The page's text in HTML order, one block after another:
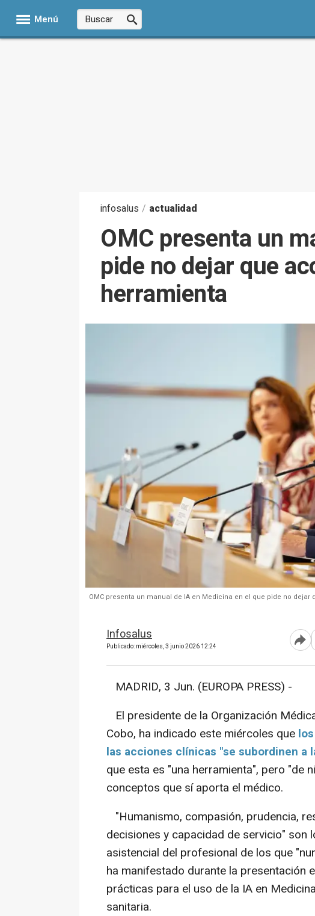
Menú
infosalus / actualidad
OMC presenta un
pide no dejar que
herramienta
OMC presenta un manual de IA en Medicina en el que pide no
Infosalus
Publicado: miércoles, 3 junio 2026 12:24
MADRID, 3 Jun. (EUROPA PRESS) -
El presidente de la Organización
Cobo, ha indicado este miércoles que
las acciones clínicas "se subordinen a
que esta es "una herramienta", pero "de
conceptos que sí aporta el médico.
"Humanismo, compasión, prudencia,
decisiones y capacidad de servicio"
asistencial del profesional de los que
ha manifestado durante la presentación
prácticas para el uso de la IA en
sanitaria.